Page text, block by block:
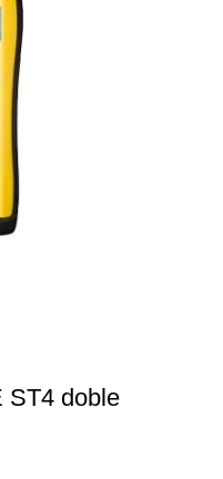
ST4 doble